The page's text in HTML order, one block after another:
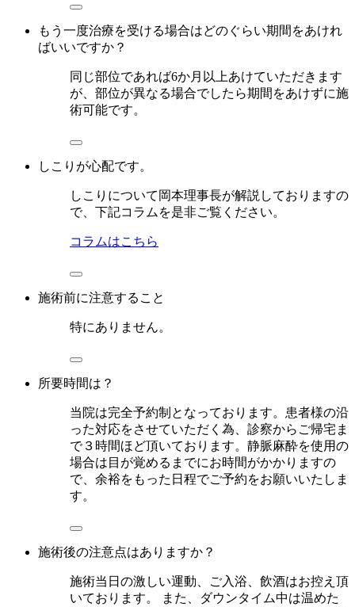
もう一度治療を受ける場合はどのぐらい期間をあけれ
ばいいですか？
同じ部位であれば6か月以上あけていただきます
が、部位が異なる場合でしたら期間をあけずに施
術可能です。
しこりが心配です。
しこりについて岡本理事長が解説しておりますの
で、下記コラムを是非ご覧ください。
コラムはこちら
施術前に注意すること
特にありません。
所要時間は？
当院は完全予約制となっております。患者様の沿
った対応をさせていただく為、診察からご帰宅ま
で３時間ほど頂いております。静脈麻酔を使用の
場合は目が覚めるまでにお時間がかかりますの
で、余裕をもった日程でご予約をお願いいたしま
す。
施術後の注意点はありますか？
施術当日の激しい運動、ご入浴、飲酒はお控え頂
いております。 また、ダウンタイム中は温めた